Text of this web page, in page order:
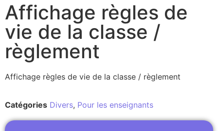
Affichage règles de
vie de la classe /
règlement
Affichage règles de vie de la classe / règlement
Catégories Divers, Pour les enseignants